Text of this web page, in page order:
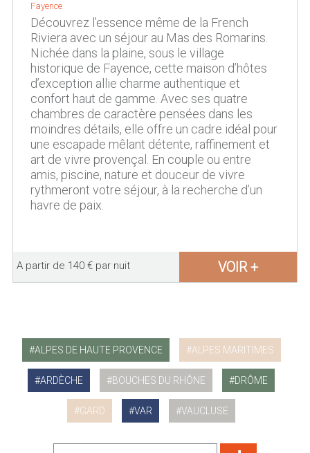
Fayence
Découvrez l’essence même de la French
Riviera avec un séjour au Mas des Romarins.
Nichée dans la plaine, sous le village
historique de Fayence, cette maison d’hôtes
d’exception allie charme authentique et
confort haut de gamme. Avec ses quatre
chambres de caractère pensées dans les
moindres détails, elle offre un cadre idéal pour
une escapade mêlant détente, raffinement et
art de vivre provençal. En couple ou entre
amis, piscine, nature et douceur de vivre
rythmeront votre séjour, à la recherche d’un
havre de paix.
A partir de 140 € par nuit VOIR +
ALPES DE HAUTE PROVENCE ALPES MARITIMES
ARDÈCHE BOUCHES DU RHÔNE DRÔME
GARD VAR VAUCLUSE